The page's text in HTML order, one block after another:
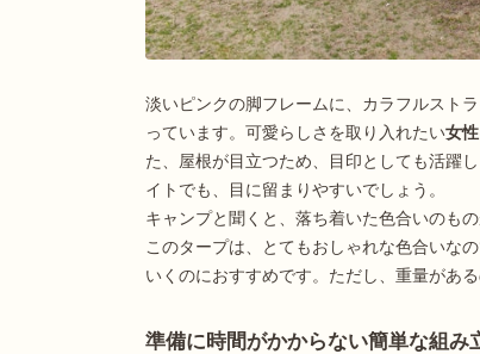
淡いピンクの脚フレームに、カラフルスト
っています。可愛らしさを取り入れたい女
た、屋根が目立つため、目印としても活躍
イトでも、目に留まりやすいでしょう。
キャンプと聞くと、落ち着いた色合いのも
このタープは、とてもおしゃれな色合いなの
いくのにおすすめです。ただし、重量があ
準備に時間がかからない簡単な組み